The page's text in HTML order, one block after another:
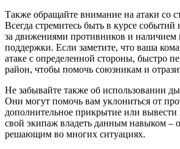
Также обращайте внимание на атаки со
Всегда стремитесь быть в курсе событий
за движениями противников и наличием
поддержки. Если заметите, что ваша
атаке с определенной стороны, быстро
район, чтобы помочь союзникам и
Не забывайте также об использовании
Они могут помочь вам уклониться от
дополнительное прикрытие или вывести
свой экипаж владеть данным навыком –
решающим во многих ситуациях.